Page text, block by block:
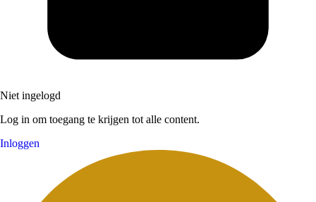
Niet ingelogd
Log in om toegang te krijgen tot alle content.
Inloggen